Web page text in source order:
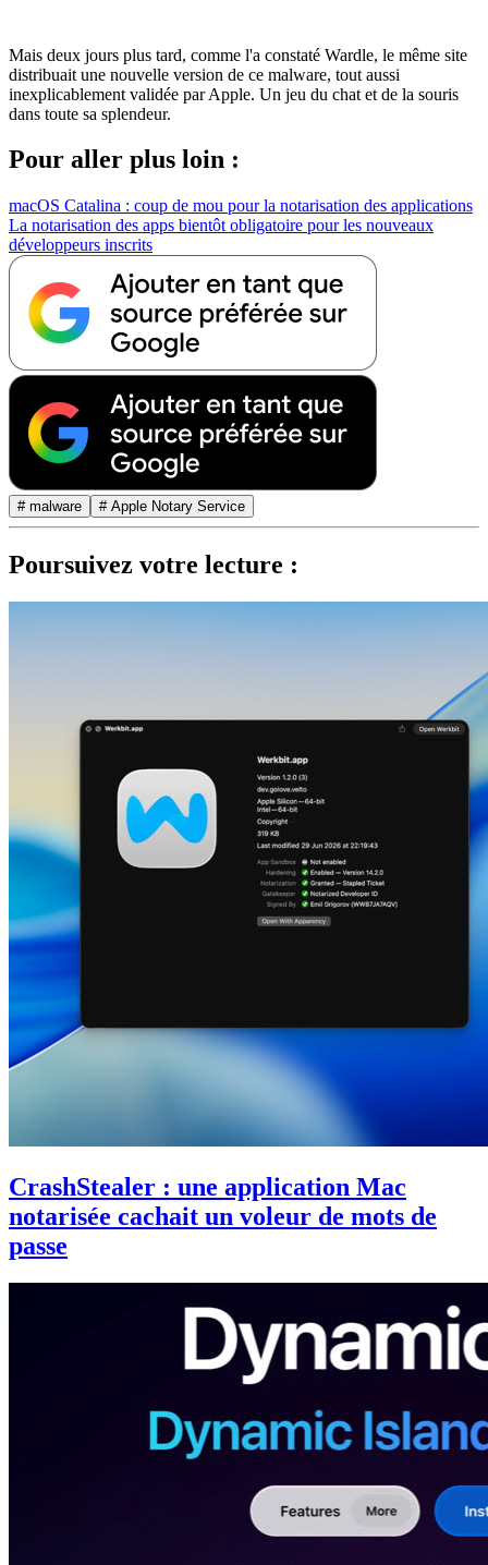
Mais deux jours plus tard, comme l'a constaté Wardle, le même site
distribuait une nouvelle version de ce malware, tout aussi
inexplicablement validée par Apple. Un jeu du chat et de la souris
dans toute sa splendeur.
Pour aller plus loin :
macOS Catalina : coup de mou pour la notarisation des applications
La notarisation des apps bientôt obligatoire pour les nouveaux
développeurs inscrits
# malware # Apple Notary Service
Poursuivez votre lecture :
CrashStealer : une application Mac
notarisée cachait un voleur de mots de
passe